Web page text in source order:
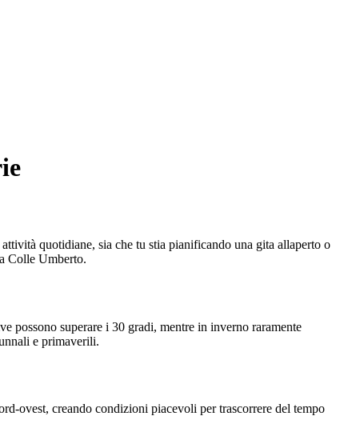
quotidiane, sia che tu stia pianificando una gita allaperto o
Colle Umberto.
possono superare i 30 gradi, mentre in inverno raramente
e primaverili.
ovest, creando condizioni piacevoli per trascorrere del tempo